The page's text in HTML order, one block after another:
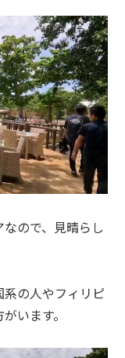
ので、見晴らし
の人やフィリピ
います。